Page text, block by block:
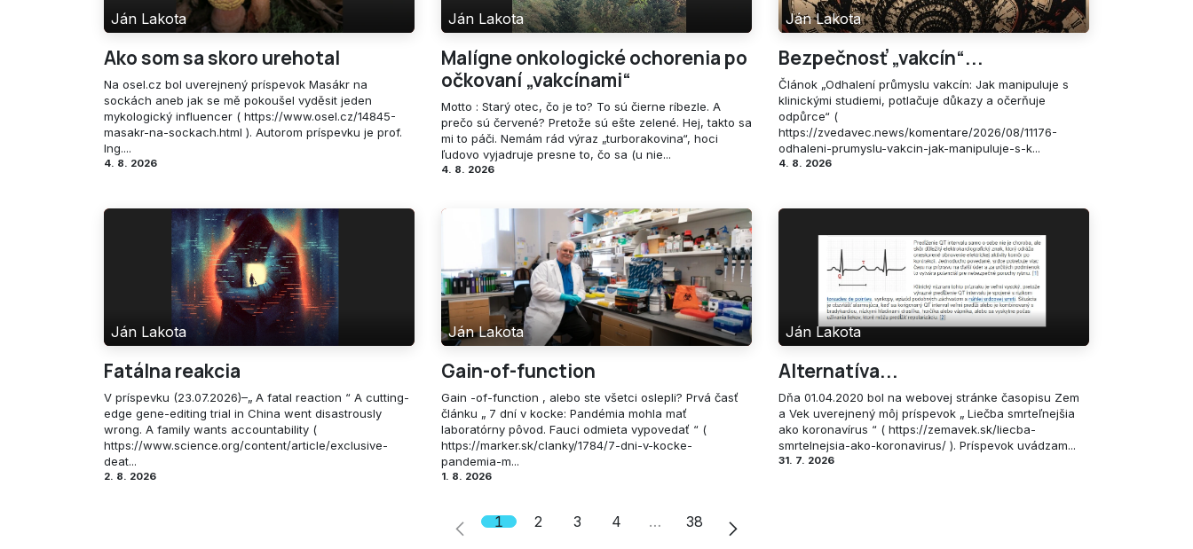
Ján Lakota
Ako som sa skoro urehotal
Na osel.cz bol uverejnený príspevok Masákr na
sockách aneb jak se mě pokoušel vyděsit jeden
mykologický influencer ( https://www.osel.cz/14845-
masakr-na-sockach.html ). Autorom príspevku je prof.
Ing....
4. 8. 2026
Ján Lakota
Malígne onkologické ochorenia po
očkovaní „vakcínami“
Motto : Starý otec, čo je to? To sú čierne ríbezle. A
prečo sú červené? Pretože sú ešte zelené. Hej, takto sa
mi to páči. Nemám rád výraz „turborakovina“, hoci
ľudovo vyjadruje presne to, čo sa (u nie...
4. 8. 2026
Ján Lakota
Bezpečnosť „vakcín“...
Článok „Odhalení průmyslu vakcín: Jak manipuluje s
klinickými studiemi, potlačuje důkazy a očerňuje
odpůrce“ (
https://zvedavec.news/komentare/2026/08/11176-
odhaleni-prumyslu-vakcin-jak-manipuluje-s-k...
4. 8. 2026
Ján Lakota
Fatálna reakcia
V príspevku (23.07.2026)–„ A fatal reaction “ A cutting-
edge gene-editing trial in China went disastrously
wrong. A family wants accountability (
https://www.science.org/content/article/exclusive-
deat...
2. 8. 2026
Ján Lakota
Gain-of-function
Gain -of-function , alebo ste všetci oslepli? Prvá časť
článku „ 7 dní v kocke: Pandémia mohla mať
laboratórny pôvod. Fauci odmieta vypovedať “ (
https://marker.sk/clanky/1784/7-dni-v-kocke-
pandemia-m...
1. 8. 2026
Ján Lakota
Alternatíva...
Dňa 01.04.2020 bol na webovej stránke časopisu Zem
a Vek uverejnený môj príspevok „ Liečba smrteľnejšia
ako koronavírus “ ( https://zemavek.sk/liecba-
smrtelnejsia-ako-koronavirus/ ). Príspevok uvádzam...
31. 7. 2026
1 2 3 4 … 38